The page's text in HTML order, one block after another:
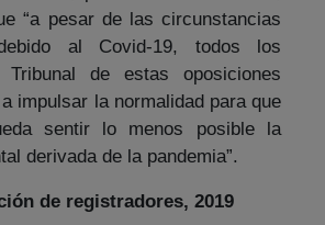
“a pesar de las circunstancias
al Covid-19, todos los
de estas oposiciones
impulsar la normalidad para que
sentir lo menos posible la
derivada de la pandemia”.
de registradores, 2019